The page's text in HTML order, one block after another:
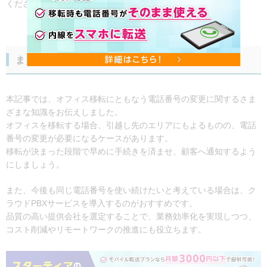
ください。
まとめ
本記事では、オフィス移転にともなう電話番号の変更に関するさま
ざまな知識をお伝えしました。
オフィスを移転する場合、引越し先のエリアにもよるものの、電話
番号の変更が必要になるケースがあります。
移転が決まった段階で早めに手続きを済ませ、顧客へ通知するよう
にしましょう。
また、今後も同じ電話番号を使い続けたいと考えている場合は、ク
ラウドPBXサービスを導入するのがおすすめです。
品質の高い提供会社を選定することで、業務効率化を実現しつつ、
コスト削減やリモートワークの推進にも役立ちます。